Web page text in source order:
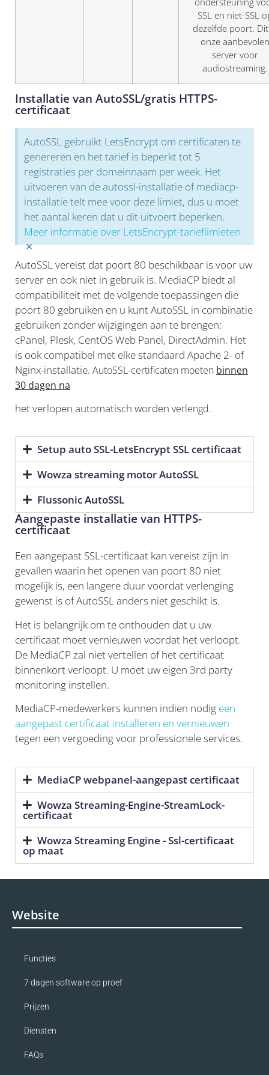
SSL en niet-SSL
dezelfde poort.
onze aanbevolen
server voor
audiostreaming.
Installatie van AutoSSL/gratis HTTPS-
certificaat
AutoSSL gebruikt LetsEncrypt om certificaten te
genereren en het tarief is beperkt tot 5
registraties per domeinnaam per week. Het
uitvoeren van de autossl-installatie of mediacp-
installatie telt mee voor deze limiet, dus u moet
het aantal keren dat u dit uitvoert beperken.
Meer informatie over LetsEncrypt-tarieflimieten
×
AutoSSL vereist dat poort 80 beschikbaar is voor uw
server en ook niet in gebruik is. MediaCP biedt al
compatibiliteit met de volgende toepassingen die
poort 80 gebruiken en u kunt AutoSSL in combinatie
gebruiken zonder wijzigingen aan te brengen:
cPanel, Plesk, CentOS Web Panel, DirectAdmin. Het
is ook compatibel met elke standaard Apache 2- of
Nginx-installatie. AutoSSL-certificaten moeten binnen
30 dagen na
het verlopen automatisch worden verlengd.
Setup auto SSL-LetsEncrypt SSL certificaat
Wowza streaming motor AutoSSL
Flussonic AutoSSL
Aangepaste installatie van HTTPS-
certificaat
Een aangepast SSL-certificaat kan vereist zijn in
gevallen waarin het openen van poort 80 niet
mogelijk is, een langere duur voordat verlenging
gewenst is of AutoSSL anders niet geschikt is.
Het is belangrijk om te onthouden dat u uw
certificaat moet vernieuwen voordat het verloopt.
De MediaCP zal niet vertellen of het certificaat
binnenkort verloopt. U moet uw eigen 3rd party
monitoring instellen.
MediaCP-medewerkers kunnen indien nodig een
aangepast certificaat installeren en vernieuwen
tegen een vergoeding voor professionele services.
MediaCP webpanel-aangepast certificaat
Wowza Streaming-Engine-StreamLock-
certificaat
Wowza Streaming Engine - Ssl-certificaat
op maat
Website
Functies
7 dagen software op proef
Prijzen
Diensten
FAQs